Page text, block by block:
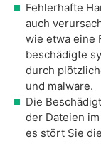
Fehlerhafte
auch
wie etwa eine
beschädigte
durch
und malware.
Die
der Dateien
es stört Sie